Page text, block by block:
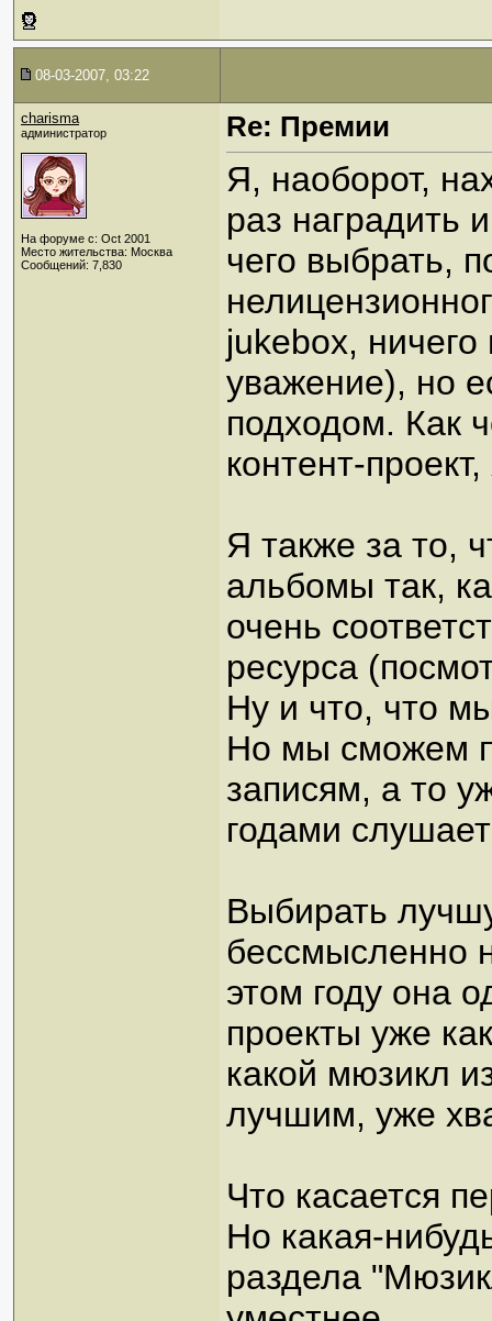
08-03-2007, 03:22
charisma
администратор
На форуме с: Oct 2001
Место жительства: Москва
Сообщений: 7,830
Re: Премии
Я, наоборот,
раз наградить
чего выбрать,
jukebox, ничего
уважение), но
подходом. Как
контент-
Я также за то,
альбомы так,
очень
ресурса
Ну и что, что
Но мы сможем
записям, а то
годами
Выбирать
бессмысленно
этом году она
проекты уже
какой мюзикл
лучшим, уже
Что касается
Но какая-
раздела